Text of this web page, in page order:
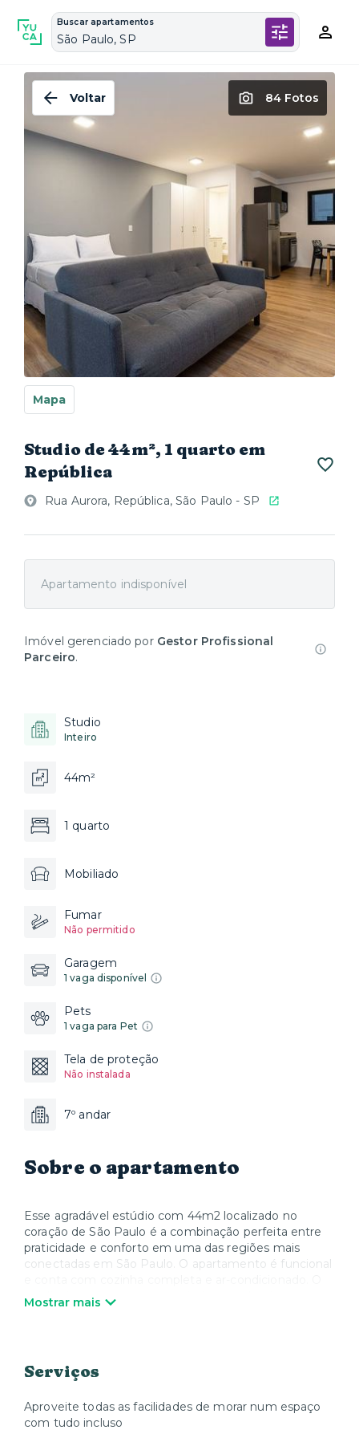
Buscar apartamentos
São Paulo, SP
Voltar 84 Fotos
Mapa
Studio de 44m², 1 quarto em
República
Rua Aurora, República, São Paulo - SP
Apartamento indisponível
Imóvel gerenciado por Gestor Profissional
Parceiro.
Studio
Inteiro
44m²
1 quarto
Mobiliado
Fumar
Não permitido
Garagem
1 vaga disponível
Pets
1 vaga para Pet
Tela de proteção
Não instalada
7º andar
Sobre o apartamento
Esse agradável estúdio com 44m2 localizado no
coração de São Paulo é a combinação perfeita entre
praticidade e conforto em uma das regiões mais
conectadas em São Paulo. O apartamento é funcional
prédio é moderno e possui piscina, academia,
sentir em casa, seja para uma estadia curta ou para
morar por um tempo.
Mostrar mais
Serviços
Aproveite todas as facilidades de morar num espaço
com tudo incluso